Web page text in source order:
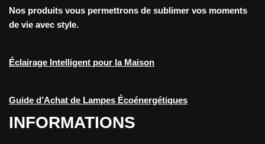
Nos produits vous permettrons de sublimer vos moments
de vie avec style.
Éclairage Intelligent pour la Maison
Guide d’Achat de Lampes Écoénergétiques
INFORMATIONS